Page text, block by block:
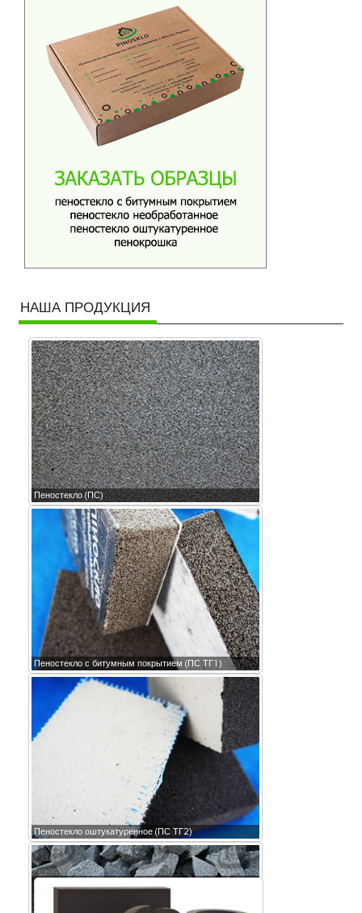
НАША ПРОДУКЦИЯ
Пеностекло (ПС)
Пеностекло с битумным покрытием (ПС ТГ1)
Пеностекло оштукатуренное (ПС ТГ2)